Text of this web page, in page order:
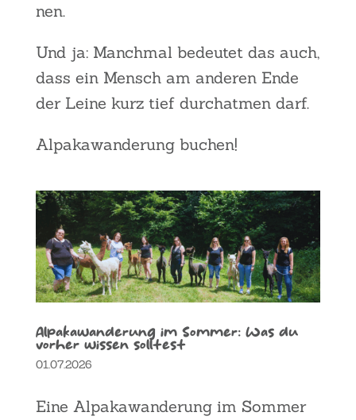
nen.
Und ja: Manch­mal bedeu­tet das auch,
dass ein Mensch am ande­ren Ende
der Lei­ne kurz tief durch­at­men darf.
Alpa­ka­wan­de­rung buchen!
Alpa­ka­wan­de­rung im Som­mer: Was du
vor­her wis­sen soll­test
01.07.2026
Eine Alpa­ka­wan­de­rung im Som­mer